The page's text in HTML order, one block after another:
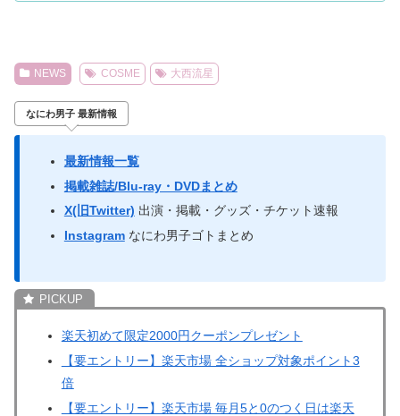
NEWS COSME 大西流星
なにわ男子 最新情報
最新情報一覧
掲載雑誌/Blu-ray・DVDまとめ
X(旧Twitter) 出演・掲載・グッズ・チケット速報
Instagramなにわ男子ゴトまとめ
楽天初めて限定2000円クーポンプレゼント
【要エントリー】楽天市場 全ショップ対象ポイント3
倍
【要エントリー】楽天市場 毎月5と0のつく日は楽天